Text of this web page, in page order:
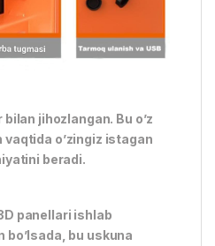
jihozlangan. Bu o’z
o’zingiz istagan
beradi.
panellari ishlab
bu uskuna